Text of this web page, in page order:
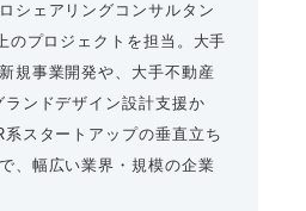
シェアリングコンサルタン
のプロジェクトを担当。大手
規事業開発や、大手不動産
ンドデザイン設計支援か
系スタートアップの垂直立ち
、幅広い業界・規模の企業